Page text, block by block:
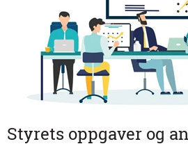
Styrets oppgaver og